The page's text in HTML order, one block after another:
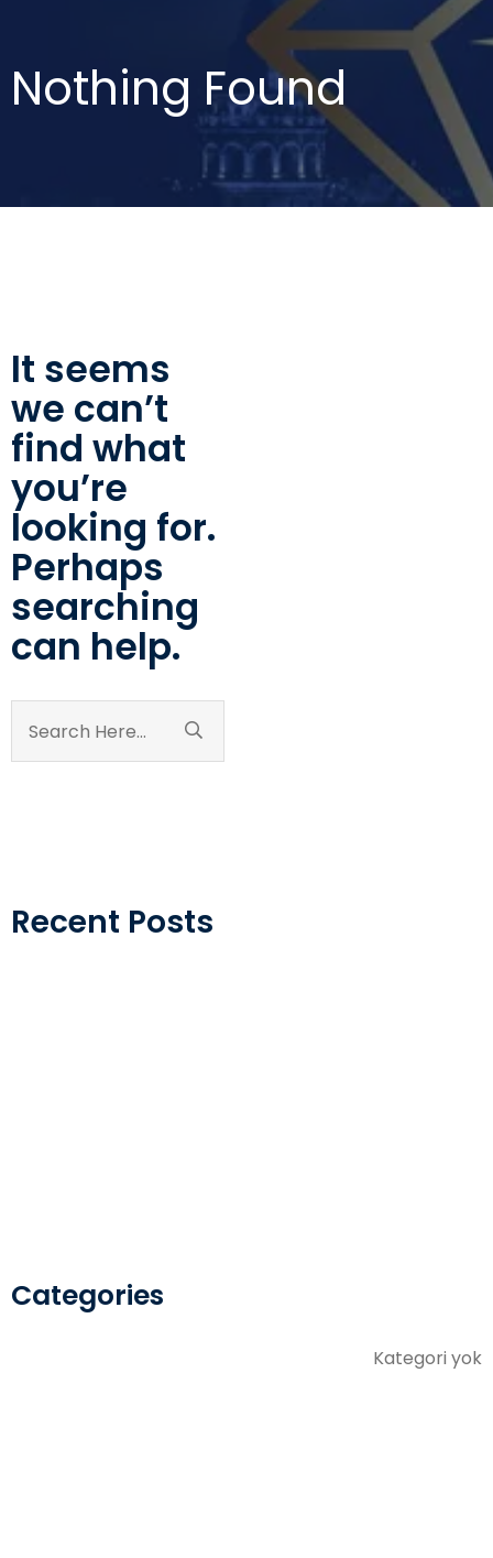
Nothing Found
It seems
we can’t
find what
you’re
looking for.
Perhaps
searching
can help.
Recent Posts
Categories
Kategori yok